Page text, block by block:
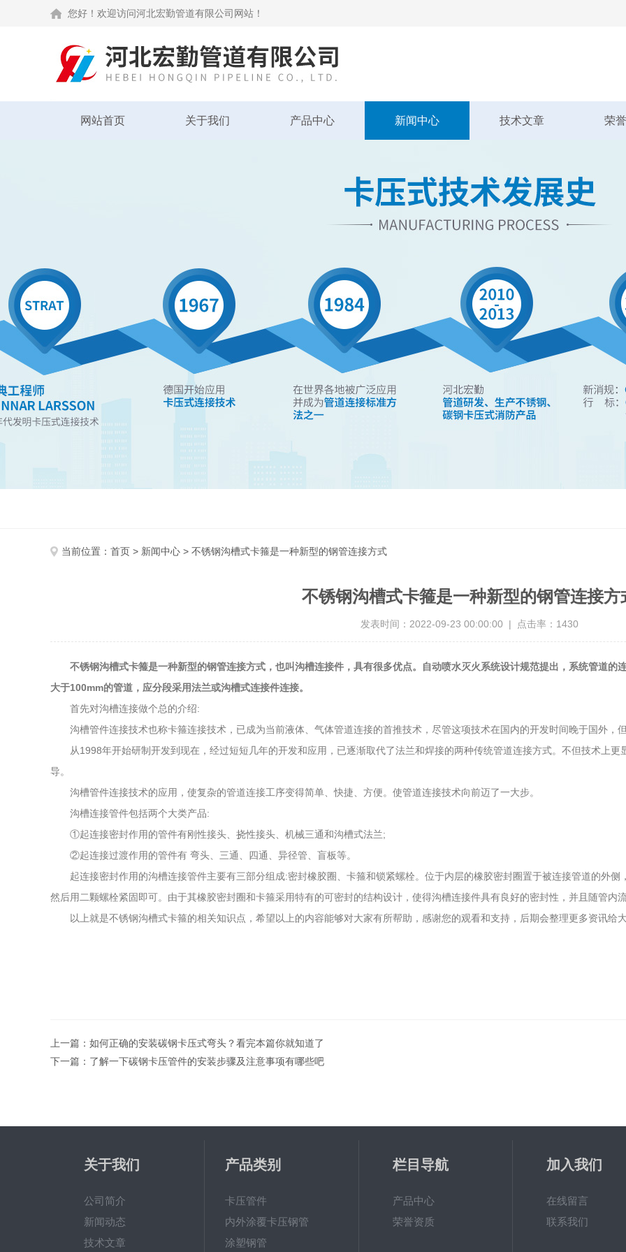
您好！欢迎访问河北宏勤管道有限公司网站！
网站首页 关于我们 产品中心 新闻中心 技术文章 荣
当前位置： 首页 > 新闻中心 > 不锈钢沟槽式卡箍是一种新型的钢管连接方式
不锈钢沟槽式卡箍是一种新型的钢管连接方
发表时间：2022-09-23 00:00:00 | 点击率：1430
不锈钢沟槽式卡箍是一种新型的钢管连接方式，也叫沟槽连接件，具有很多优点。自动喷水灭火系统设计规范提出，系统管道
大于100mm的管道，应分段采用法兰或沟槽式连接件连接。
首先对沟槽连接做个总的介绍:
沟槽管件连接技术也称卡箍连接技术，已成为当前液体、气体管道连接的首推技术，尽管这项技术在国内的开发时间晚于国外，
从1998年开始研制开发到现在，经过短短几年的开发和应用，已逐渐取代了法兰和焊接的两种传统管道连接方式。不但技术上更
导。
沟槽管件连接技术的应用，使复杂的管道连接工序变得简单、快捷、方便。使管道连接技术向前迈了一大步。
沟槽连接管件包括两个大类产品:
①起连接密封作用的管件有刚性接头、挠性接头、机械三通和沟槽式法兰;
②起连接过渡作用的管件有 弯头、三通、四通、异径管、盲板等。
起连接密封作用的沟槽连接管件主要有三部分组成:密封橡胶圈、卡箍和锁紧螺栓。位于内层的橡胶密封圈置于被连接管道的外侧
然后用二颗螺栓紧固即可。由于其橡胶密封圈和卡箍采用特有的可密封的结构设计，使得沟槽连接件具有良好的密封性，并且随管内
以上就是不锈钢沟槽式卡箍的相关知识点，希望以上的内容能够对大家有所帮助，感谢您的观看和支持，后期会整理更多资讯给
上一篇： 如何正确的安装碳钢卡压式弯头？看完本篇你就知道了
下一篇： 了解一下碳钢卡压管件的安装步骤及注意事项有哪些吧
关于我们
公司简介
新闻动态
技术文章
产品类别
卡压管件
内外涂覆卡压钢管
涂塑钢管
栏目导航
产品中心
荣誉资质
加入我们
在线留言
联系我们